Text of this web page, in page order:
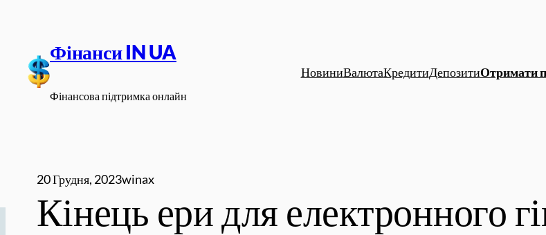
вмісту
Фінанси IN UA
Фінансова підтримка онлайн
НовиниВалютаКредитиДепозитиОтримати
20 Грудня, 2023winax
Кінець ери для електронного